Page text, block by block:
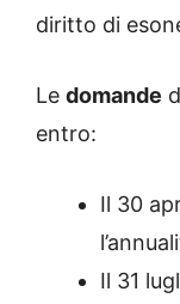
diritto di
Le domande
entro:
Il 30
Il 31